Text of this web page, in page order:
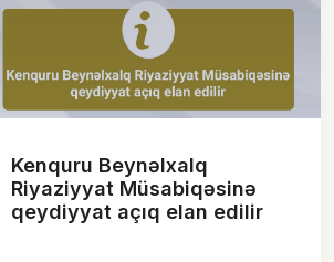
Kenquru Beynəlxalq
Riyaziyyat Müsabiqəsinə
qeydiyyat açıq elan edilir